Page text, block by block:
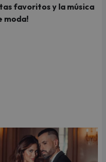
favoritos y la música
moda!